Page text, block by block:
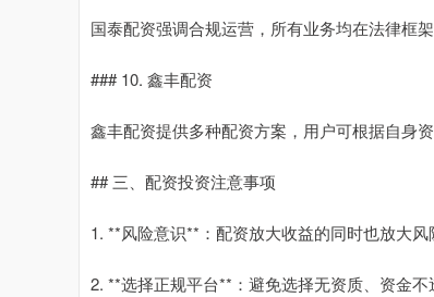
国泰配资强调合规运营，所有业务均在法律框
### 10. 鑫丰配资
鑫丰配资提供多种配资方案，用户可根据自身
## 三、配资投资注意事项
1. **风险意识**：配资放大收益的同时也放大
2. **选择正规平台**：避免选择无资质、资金